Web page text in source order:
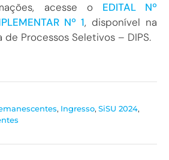
acesse o EDITAL Nº
Nº 1, disponível na
Processos Seletivos – DIPS.
, Ingresso, SiSU 2024,